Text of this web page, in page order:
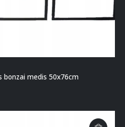
bonzai medis 50x76cm